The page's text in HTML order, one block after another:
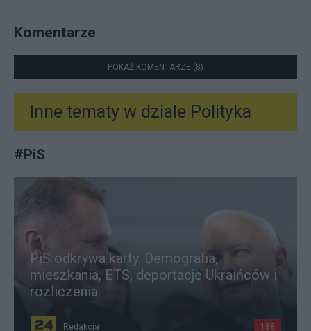
Komentarze
POKAŻ KOMENTARZE (8)
Inne tematy w dziale Polityka
#PiS
PiS odkrywa karty. Demografia,
mieszkania, ETS, deportacje Ukraińców i
rozliczenia
Redakcja 188